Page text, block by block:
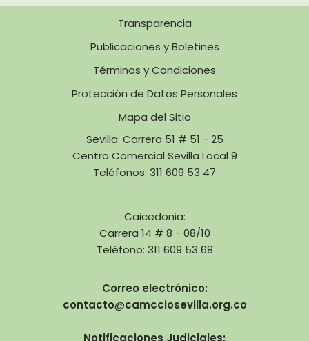
Transparencia
Publicaciones y Boletines
Términos y Condiciones
Protección de Datos Personales
Mapa del Sitio
Sevilla: Carrera 51 # 51 - 25
Centro Comercial Sevilla Local 9
Teléfonos: 311 609 53 47
Caicedonia:
Carrera 14 # 8 - 08/10
Teléfono: 311 609 53 68
Correo electrónico:
contacto@camcciosevilla.org.co
Notificaciones Judiciales: